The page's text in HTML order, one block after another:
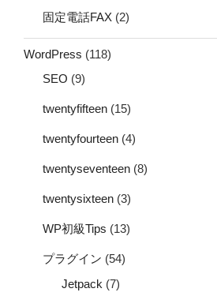
固定電話FAX (2)
WordPress (118)
SEO (9)
twentyfifteen (15)
twentyfourteen (4)
twentyseventeen (8)
twentysixteen (3)
WP初級Tips (13)
プラグイン (54)
Jetpack (7)